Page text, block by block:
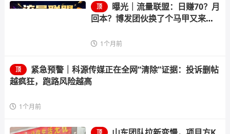
顶
曝光｜流量联盟：日赚70？月
回本？博发团伙换了个马甲又来割
1个月前
顶
紧急预警｜科源传媒正在全网“清除”证据：投诉删帖
越疯狂，跑路风险越高
1个月前
顶